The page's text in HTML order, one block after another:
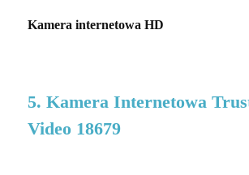
Kamera internetowa HD
5. Kamera Internetowa
Video 18679